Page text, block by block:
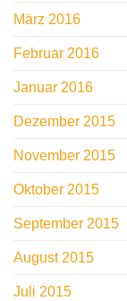
März 2016
Februar 2016
Januar 2016
Dezember 2015
November 2015
Oktober 2015
September 2015
August 2015
Juli 2015